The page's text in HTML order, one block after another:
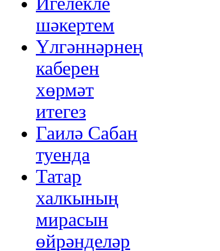
шәкертем
Үлгәннәрнең
каберен
хөрмәт
итегез
Гаилә Сабан
туенда
Татар
халкының
мирасын
өйрәнделәр